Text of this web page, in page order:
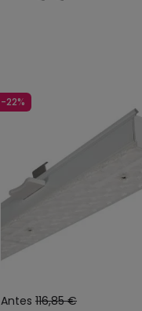
-22%
Antes 116,85 €